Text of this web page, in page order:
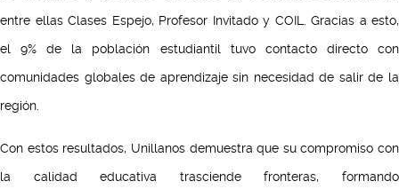
entre ellas Clases Espejo, Profesor Invitado y COIL. Gracias a esto,
el 9% de la población estudiantil tuvo contacto directo con
comunidades globales de aprendizaje sin necesidad de salir de la
región.
Con estos resultados, Unillanos demuestra que su compromiso con
la calidad educativa trasciende fronteras, formando